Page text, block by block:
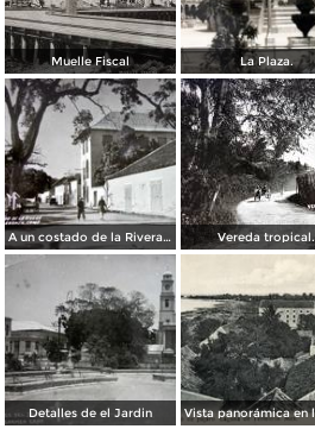
Muelle Fiscal La Plaza.
A un costado de la Rivera ( FECHADA EL 28 DE ENERO DE 1950 ). Vereda tropical.
Detalles de el Jardin